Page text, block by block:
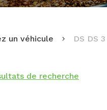
un véhicule DS DS
de recherche